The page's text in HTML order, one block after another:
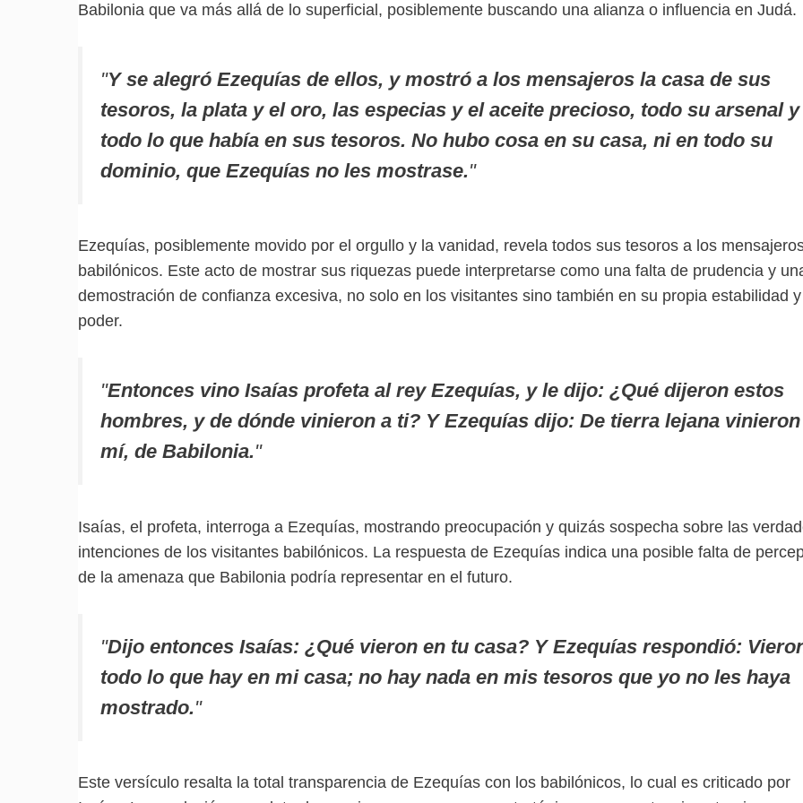
Babilonia que va más allá de lo superficial, posiblemente buscando una alianza o influencia en Judá.
"Y se alegró Ezequías de ellos, y mostró a los mensajeros la casa de sus
tesoros, la plata y el oro, las especias y el aceite precioso, todo su arsenal y
todo lo que había en sus tesoros. No hubo cosa en su casa, ni en todo su
dominio, que Ezequías no les mostrase."
Ezequías, posiblemente movido por el orgullo y la vanidad, revela todos sus tesoros a los
babilónicos. Este acto de mostrar sus riquezas puede interpretarse como una falta de prudencia y
demostración de confianza excesiva, no solo en los visitantes sino también en su propia estabilidad y
poder.
"Entonces vino Isaías profeta al rey Ezequías, y le dijo: ¿Qué dijeron estos
hombres, y de dónde vinieron a ti? Y Ezequías dijo: De tierra lejana
mí, de Babilonia."
Isaías, el profeta, interroga a Ezequías, mostrando preocupación y quizás sospecha sobre las
intenciones de los visitantes babilónicos. La respuesta de Ezequías indica una posible falta de
de la amenaza que Babilonia podría representar en el futuro.
"Dijo entonces Isaías: ¿Qué vieron en tu casa? Y Ezequías respondió:
todo lo que hay en mi casa; no hay nada en mis tesoros que yo no les haya
mostrado."
Este versículo resalta la total transparencia de Ezequías con los babilónicos, lo cual es criticado por